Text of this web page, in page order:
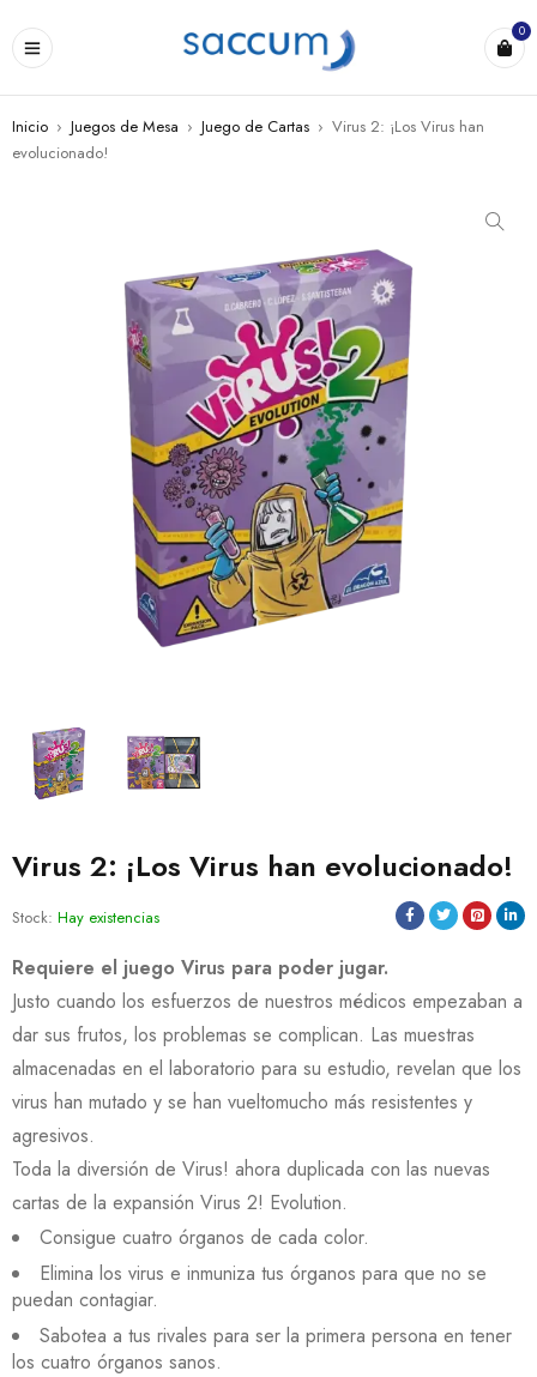
0
Inicio › Juegos de Mesa › Juego de Cartas › Virus 2: ¡Los Virus han
evolucionado!
Virus 2: ¡Los Virus han evolucionado!
Stock: Hay existencias
Requiere el juego Virus para poder jugar.
Justo cuando los esfuerzos de nuestros médicos empezaban a
dar sus frutos, los problemas se complican. Las muestras
almacenadas en el laboratorio para su estudio, revelan que los
virus han mutado y se han vueltomucho más resistentes y
agresivos.
Toda la diversión de Virus! ahora duplicada con las nuevas
cartas de la expansión Virus 2! Evolution.
Consigue cuatro órganos de cada color.
Elimina los virus e inmuniza tus órganos para que no se
puedan contagiar.
Sabotea a tus rivales para ser la primera persona en tener
los cuatro órganos sanos.